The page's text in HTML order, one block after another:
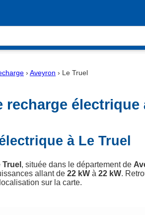
› Aveyron › Le Truel
recharge électrique
à Le Truel
Truel , située dans le département de
allant de 22 kW à 22 kW.
sur la carte.